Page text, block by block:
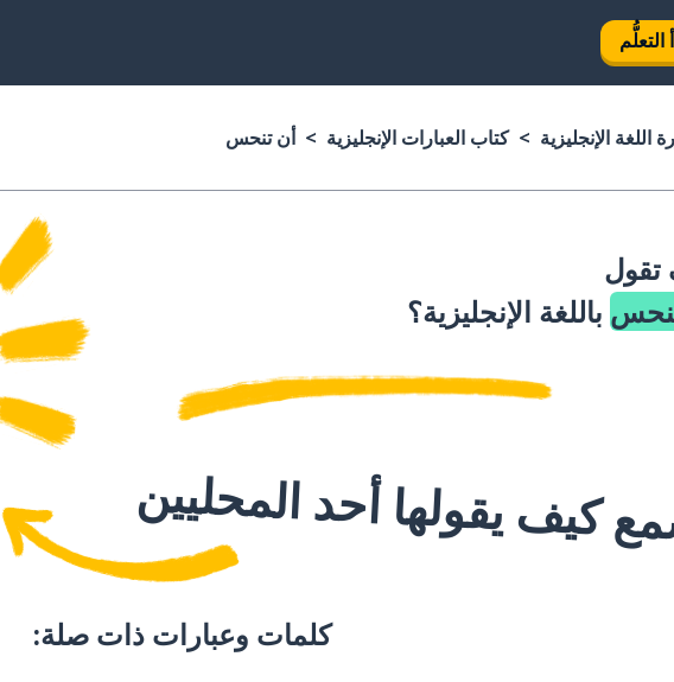
التعلُّم
اللغة الإنجليزية كتاب العبارات الإنجليزية أن تنحس
تقول
باللغة الإنجليزية؟
كيف يقولها أحد المحليين
كلمات وعبارات ذات صلة: